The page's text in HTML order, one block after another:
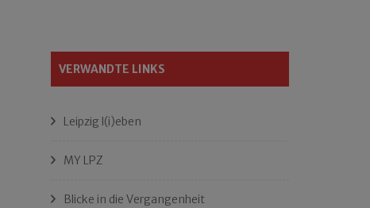
VERWANDTE LINKS
Leipzig l(i)eben
MY LPZ
Blicke in die Vergangenheit